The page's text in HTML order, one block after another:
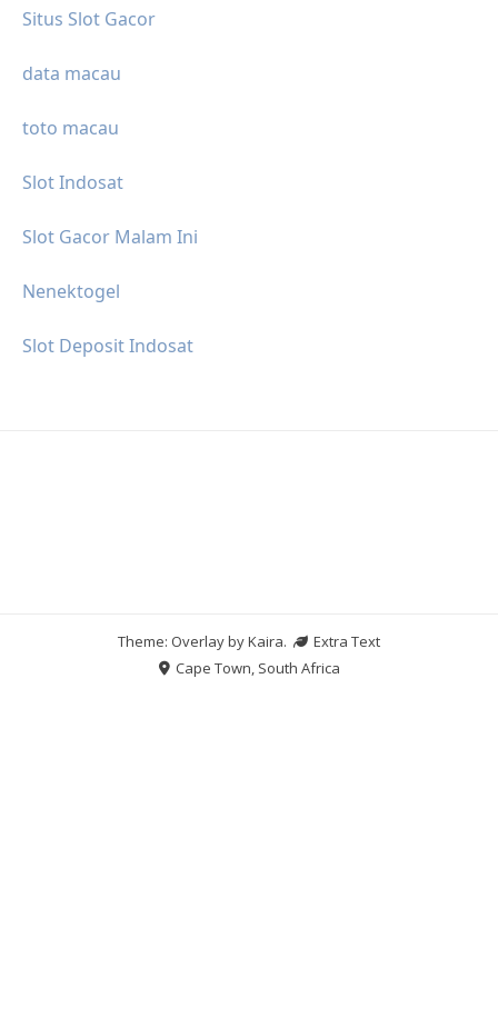
Situs Slot Gacor
data macau
toto macau
Slot Indosat
Slot Gacor Malam Ini
Nenektogel
Slot Deposit Indosat
Theme: Overlay byKaira.
Extra Text
Cape Town, South Africa